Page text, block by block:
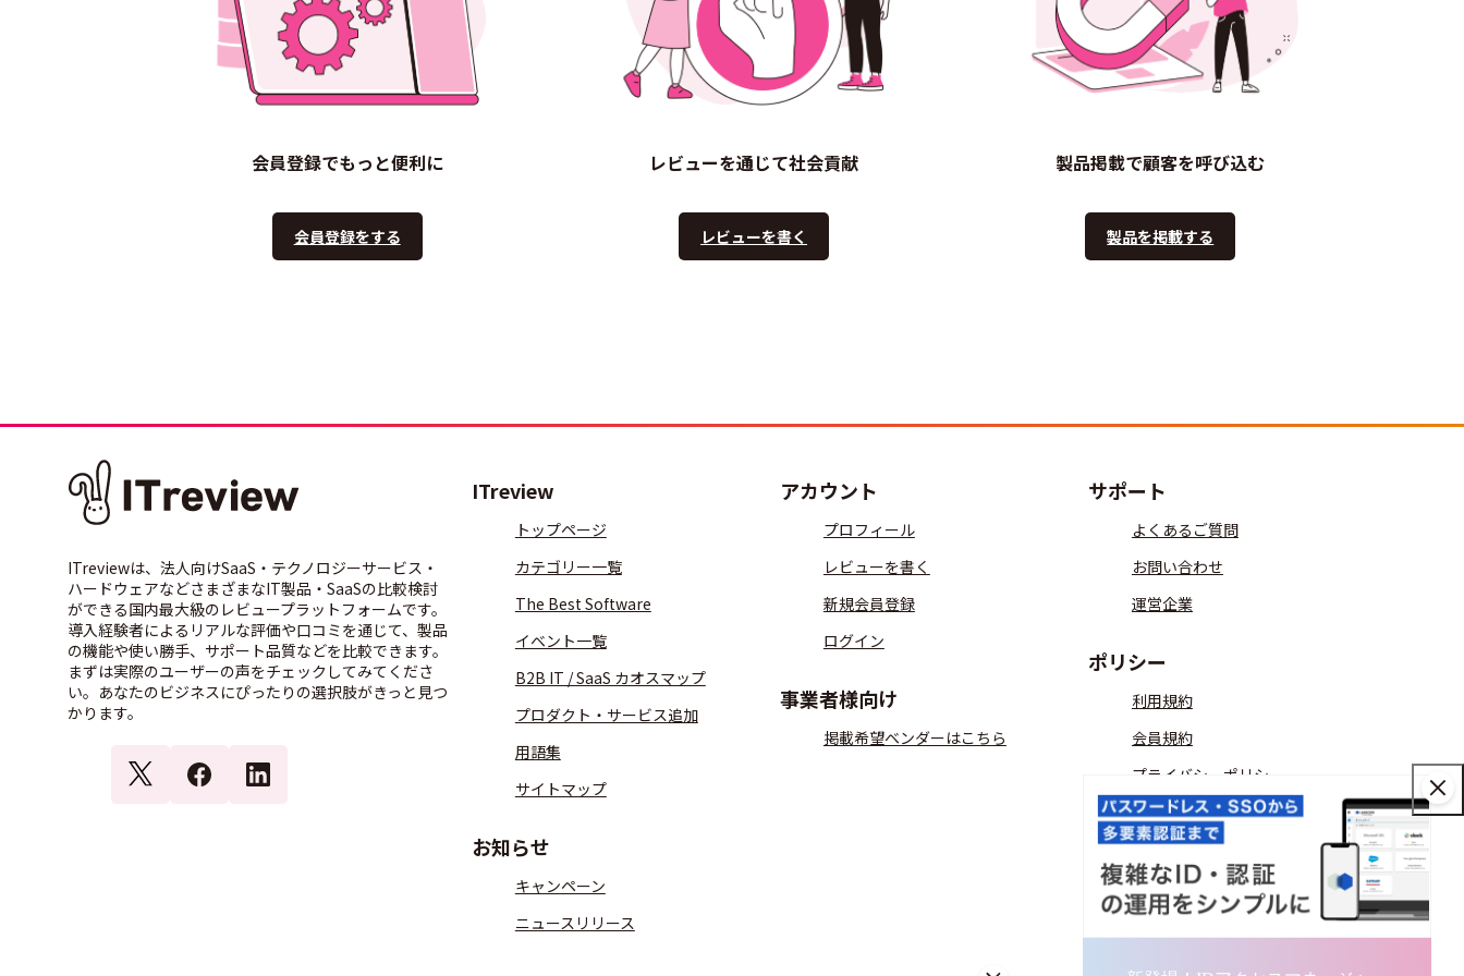
会員登録でもっと便利に
会員登録をする
レビューを通じて社会貢献
レビューを書く
製品掲載で顧客を呼び込む
製品を掲載する
ITreviewは、法人向けSaaS・テクノロジーサービス・
ハードウェアなどさまざまなIT製品・SaaSの比較検討
ができる国内最大級のレビュープラットフォームです。
導入経験者によるリアルな評価や口コミを通じて、製品
の機能や使い勝手、サポート品質などを比較できます。
まずは実際のユーザーの声をチェックしてみてくださ
い。あなたのビジネスにぴったりの選択肢がきっと見つ
かります。
ITreview
トップページ
カテゴリー一覧
The Best Software
イベント一覧
B2B IT / SaaS カオスマップ
プロダクト・サービス追加
用語集
サイトマップ
お知らせ
キャンペーン
ニュースリリース
アカウント
プロフィール
レビューを書く
新規会員登録
ログイン
事業者様向け
掲載希望ベンダーはこちら
サポート
よくあるご質問
お問い合わせ
運営企業
ポリシー
利用規約
会員規約
プライバシーポリシー
コミュニティガイドライン
ITreview Gridの算出方法
匿名加工情報